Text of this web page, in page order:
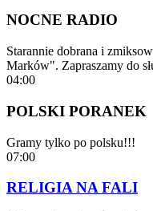
NOCNE RADIO
Starannie dobrana i
Marków". Zapraszamy do
04:00
POLSKI PORANEK
Gramy tylko po polsku!!!
07:00
RELIGIA NA FALI